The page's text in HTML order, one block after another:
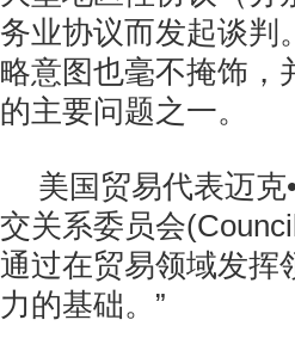
务业协议而发起谈判
略意图也毫不掩饰，
的主要问题之一。
美国贸易代表迈
交关系委员会
通过在贸易领域发挥
力的基础。”